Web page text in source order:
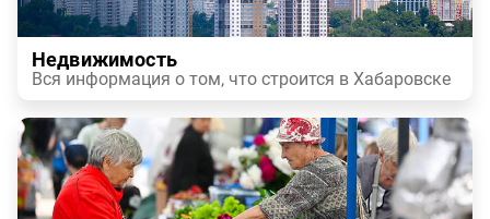
Недвижимость
Вся информация о том, что строится в Хабаровске